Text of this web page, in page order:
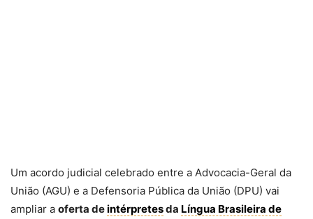
Um acordo judicial celebrado entre a Advocacia-Geral da
União (AGU) e a Defensoria Pública da União (DPU) vai
ampliar a oferta deintérpretesda Língua Brasileira de